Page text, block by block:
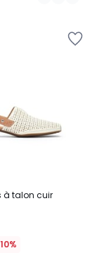
à talon cuir